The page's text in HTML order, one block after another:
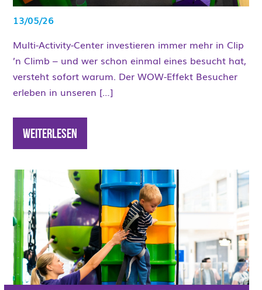
13/05/26
Multi-Activity-Center investieren immer mehr in Clip
’n Climb – und wer schon einmal eines besucht hat,
versteht sofort warum. Der WOW-Effekt Besucher
erleben in unseren […]
Weiterlesen